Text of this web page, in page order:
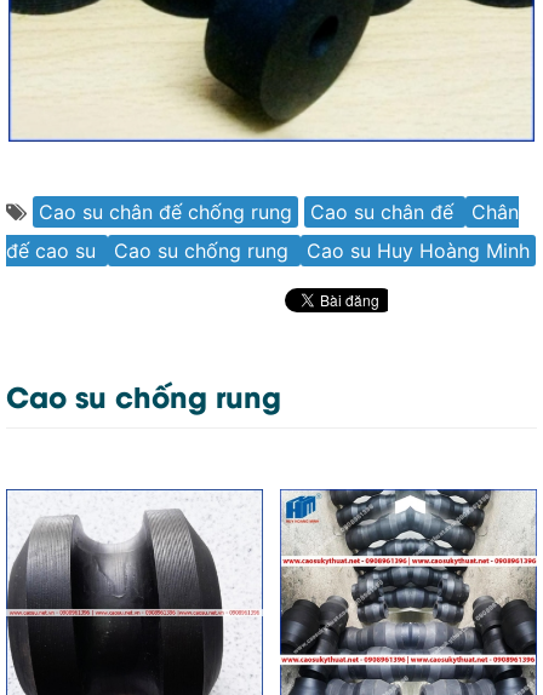
Cao su chân đế chống rung Cao su chân đế
Chân
đế cao su
Cao su chống rung Cao su Huy Hoàng Minh
Cao su chống rung